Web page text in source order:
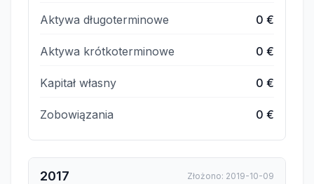
Aktywa długoterminowe 0 €
Aktywa krótkoterminowe 0 €
Kapitał własny 0 €
Zobowiązania 0 €
2017 Złożono: 2019-10-09